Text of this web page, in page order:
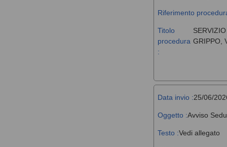
Riferimento
Titolo
procedura
:
GRIPPO,
Data invio :25/06/
Oggetto :Avviso
Testo :Vedi allegato